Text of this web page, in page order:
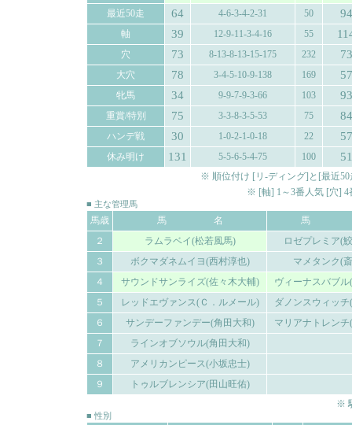
最近50走 64 4-6-3-4-2-31 50 94
軸 39 12-9-11-3-4-16 55
穴 73 8-13-8-13-15-175 232 73
大穴 78 3-4-5-10-9-138 169 57
牝馬 34 9-9-7-9-3-66 103 93
重賞/特別 75 3-3-8-3-5-53 75 84
ハンデ戦 30 1-0-2-1-0-18 22 57
休み明け 131 5-5-6-5-4-75 100 51
※ 順位付け [リ-ディング]と[最近
※ [軸] 1～3番人気 [穴] 4
■ 主な管理馬
馬歳 馬 名
馬
２
ラムラベイ(松若風馬)
ロゼプレミア(
３
ボクマダネムイヨ(西村淳也)
マメタンク(
４
サウンドサンライズ(佐々木大輔)
ヴィーナスバブ
５
レッドエヴァンス(Ｃ．ルメール)
ダノンスウィッ
６
サンデーファンデー(角田大和)
マリアナトレン
７
ラインオブソウル(角田大和)
８
アメリカンピース(小坂忠士)
９
トゥルブレンシア(田山旺佑)
※
■ 性別